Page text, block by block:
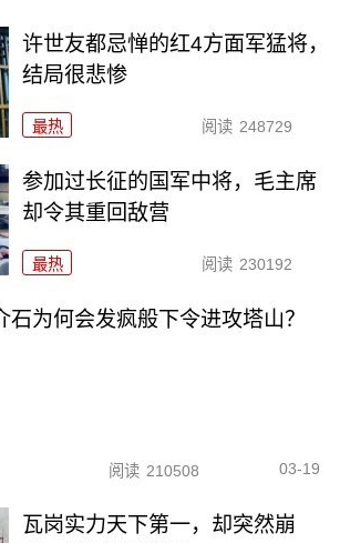
许世友都忌惮的红4方面军猛将，
结局很悲惨
最热 阅读 248729
参加过长征的国军中将，毛主席
却令其重回敌营
最热 阅读 230192
石为何会发疯般下令进攻塔山？
阅读 210508 03-19
瓦岗实力天下第一，却突然崩